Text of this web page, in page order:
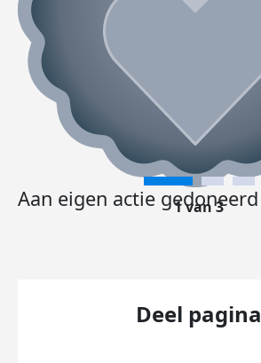
Aan eigen actie gedoneerd
1 van 3
Deel pagina